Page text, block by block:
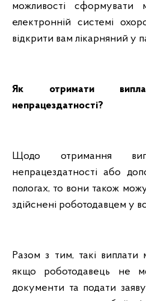
можливості сформувати
електронній системі
відкрити вам лікарняний у
Як отримати
непрацездатності?
Щодо отримання
непрацездатності або
пологах, то вони також
здійснені роботодавцем у
Разом з тим, такі виплати
якщо роботодавець не
документи та подати